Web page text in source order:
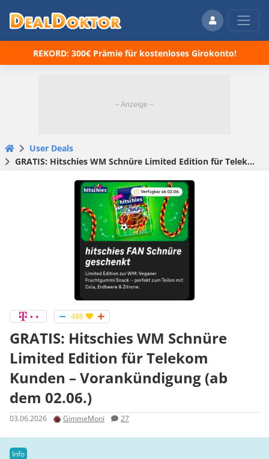
REKORD: 300€ Prämie für kostenloses Girokonto!
User Deals
GRATIS: Hitschies WM Schnüre Limited Edition für Telekom Kunden – Vorankündigung (ab dem 02.06.)
486
GRATIS: Hitschies WM Schnüre
Limited Edition für Telekom
Kunden – Vorankündigung (ab
dem 02.06.)
03.06.2026 GimmeMoni 27